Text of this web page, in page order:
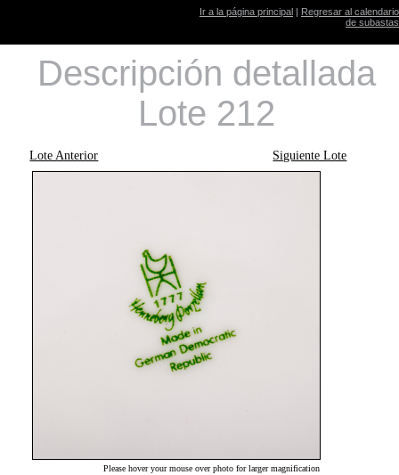
Ir a la página principal | Regresar al calendario
de subastas
Descripción detallada
Lote 212
Lote Anterior Siguiente Lote
Please hover your mouse over photo for larger magnification